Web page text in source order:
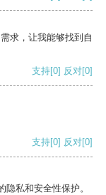
求，让我能够找到自
支持[0] 反对[0]
支持[0] 反对[0]
私和安全性保护。